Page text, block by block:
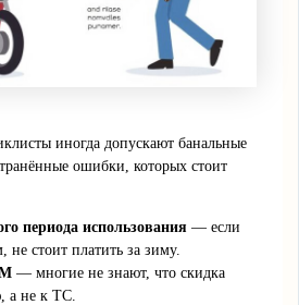
иногда допускают банальные
ошибки, которых стоит
периода использования — если
не стоит платить за зиму.
— многие не знают, что скидка
а не к ТС.